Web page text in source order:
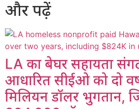
और पढ़ें
LA का बेघर सहायता
आधारित सीईओ को दो
मिलियन डॉलर भुगतान,